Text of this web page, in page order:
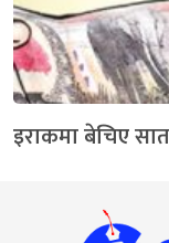
इराकमा बेचिए